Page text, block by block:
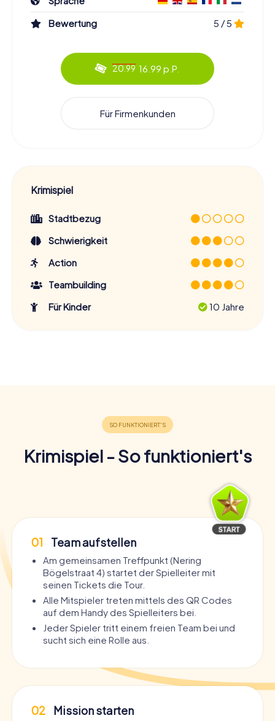
Bewertung
5 / 5
20.99 16.99 p.P.
Für Firmenkunden
Krimispiel
Stadtbezug
Schwierigkeit
Action
Teambuilding
Für Kinder
10 Jahre
Krimispiel - So funktioniert's
01 Team aufstellen
Am gemeinsamen Treffpunkt (Nering
Bögelstraat 4) startet der Spielleiter mit
seinen Tickets die Tour.
Alle Mitspieler treten mittels des QR Codes
auf dem Handy des Spielleiters bei.
Jeder Spieler tritt einem freien Team bei und
sucht sich eine Rolle aus.
02 Mission starten